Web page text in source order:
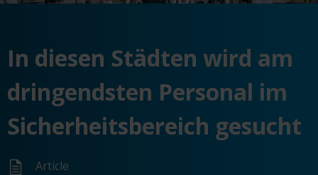
In diesen Städten wird am
dringendsten Personal im
Sicherheitsbereich gesucht
Article